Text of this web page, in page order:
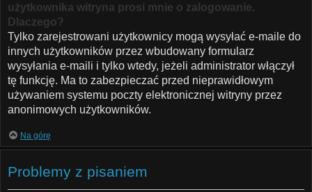
użytkownika witryna prosi mnie o zalogowanie.
Dlaczego?
Tylko zarejestrowani użytkownicy mogą wysyłać e-maile do
innych użytkowników przez wbudowany formularz
wysyłania e-maili i tylko wtedy, jeżeli administrator włączył
tę funkcję. Ma to zabezpieczać przed nieprawidłowym
używaniem systemu poczty elektronicznej witryny przez
anonimowych użytkowników.
Na górę
Problemy z pisaniem